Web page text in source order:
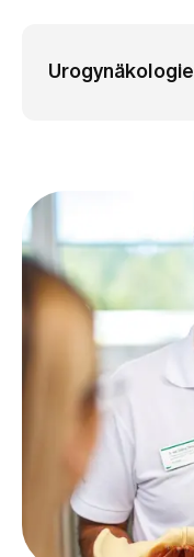
Urogynäkologie